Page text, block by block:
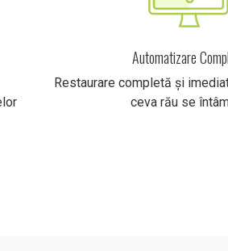
Automatizare
Restaurare completă și
ceva rău se